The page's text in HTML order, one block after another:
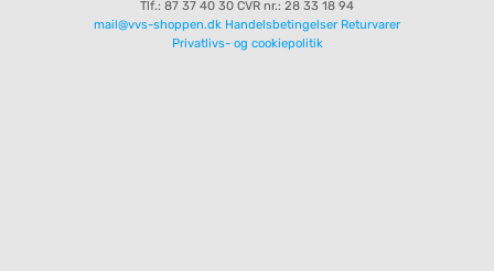
Tlf.: 87 37 40 30 CVR nr.: 28 33 18 94
mail@vvs-shoppen.dk Handelsbetingelser Returvarer
Privatlivs- og cookiepolitik